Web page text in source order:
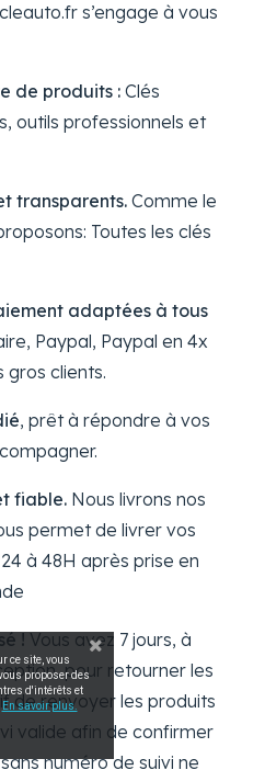
s’engage à vous
de produits : Clés
outils professionnels et
transparents. Comme le
Toutes les clés
adaptées à tous
Paypal, Paypal en 4x
gros clients.
, prêt à répondre à vos
fiable. Nous livrons nos
permet de livrer vos
à 48H après prise en
!Vous avez 7 jours, à
pour retourner les
de renvoyer les produits
valide afin de confirmer
numéro de suivi ne
ce site, vous
proposer des
d'intérêts et
En savoir plus.